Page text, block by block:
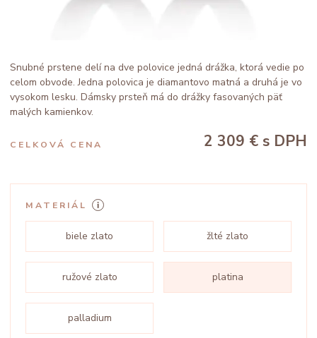
Snubné prstene delí na dve polovice jedná drážka, ktorá vedie po
celom obvode. Jedna polovica je diamantovo matná a druhá je vo
vysokom lesku. Dámsky prsteň má do drážky fasovaných päť
malých kamienkov.
CELKOVÁ CENA 2 309 € s DPH
MATERIÁL
biele zlato žlté zlato
ružové zlato platina
palladium